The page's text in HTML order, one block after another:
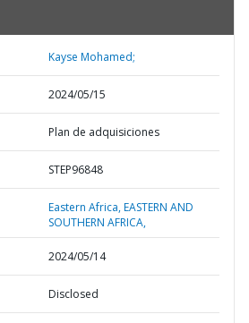
Kayse Mohamed;
2024/05/15
Plan de adquisiciones
STEP96848
Eastern Africa,EASTERN AND
SOUTHERN AFRICA,
2024/05/14
Disclosed